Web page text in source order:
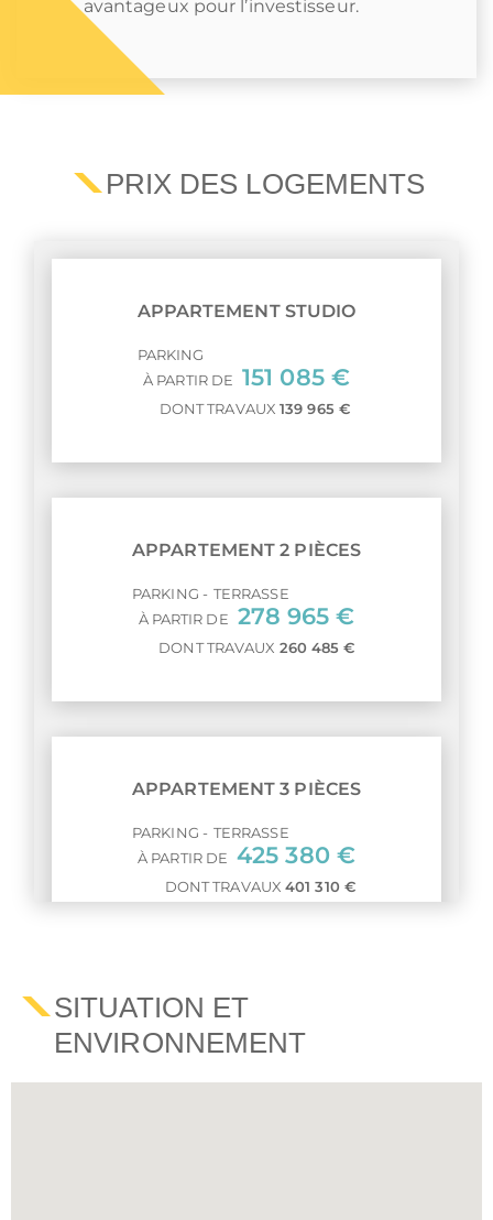
avantageux pour l’investisseur.
PRIX DES LOGEMENTS
APPARTEMENT STUDIO
PARKING
À PARTIR DE
151 085 €
DONT TRAVAUX139 965 €
APPARTEMENT 2 PIÈCES
PARKING
TERRASSE
À PARTIR DE 278 965 €
DONT TRAVAUX 260 485 €
APPARTEMENT 3 PIÈCES
PARKING
TERRASSE
À PARTIR DE
425 380 €
DONT TRAVAUX401 310 €
SITUATION ET
ENVIRONNEMENT